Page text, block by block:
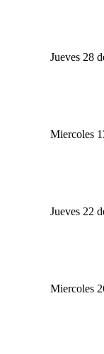
Jueves 28
Miercoles
Jueves 22
Miercoles